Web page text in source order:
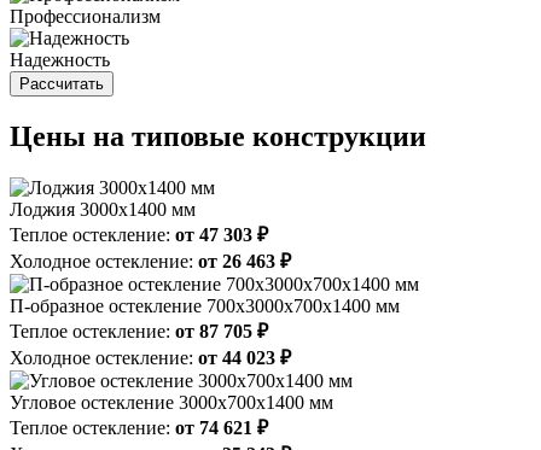
Профессионализм
Надежность
Рассчитать
Цены на типовые конструкции
Лоджия 3000х1400 мм
Теплое остекление: от 47 303 ₽
Холодное остекление: от 26 463 ₽
П-образное остекление 700х3000х700х1400 мм
Теплое остекление: от 87 705 ₽
Холодное остекление: от 44 023 ₽
Угловое остекление 3000х700х1400 мм
Теплое остекление: от 74 621 ₽